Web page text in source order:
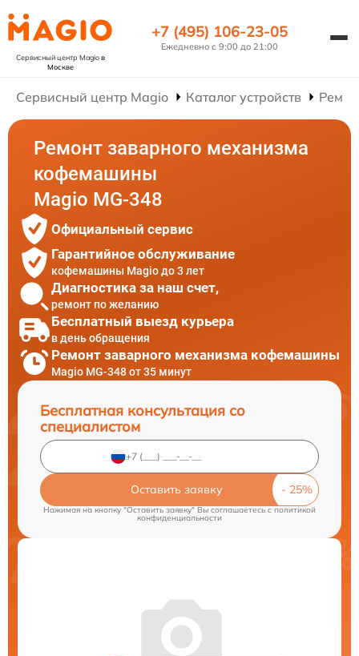
Сервисный центр Magioв
Москве
+7 (495) 106-23-05
Ежедневно с 9:00 до 21:00
Сервисный центр Magio Каталог устройств
Ремонт заварного механизма
кофемашины
Magio MG-348
Официальный сервис
Гарантийное обслуживание
кофемашины Magio до 3 лет
Диагностика за наш счет,
ремонт по желанию
Бесплатный выезд курьера
в день обращения
Ремонт заварного механизма кофемашины
Magio MG-348 от 35 минут
Бесплатная консультация со
специалистом
Оставить заявку
Нажимая на кнопку "Оставить заявку" Вы соглашаетесь cполитикой
конфиденциальности